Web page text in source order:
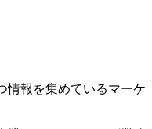
情報を集めているマーケ